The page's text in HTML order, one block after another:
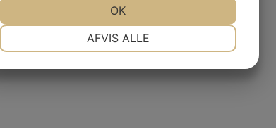
AFVIS ALLE
OK